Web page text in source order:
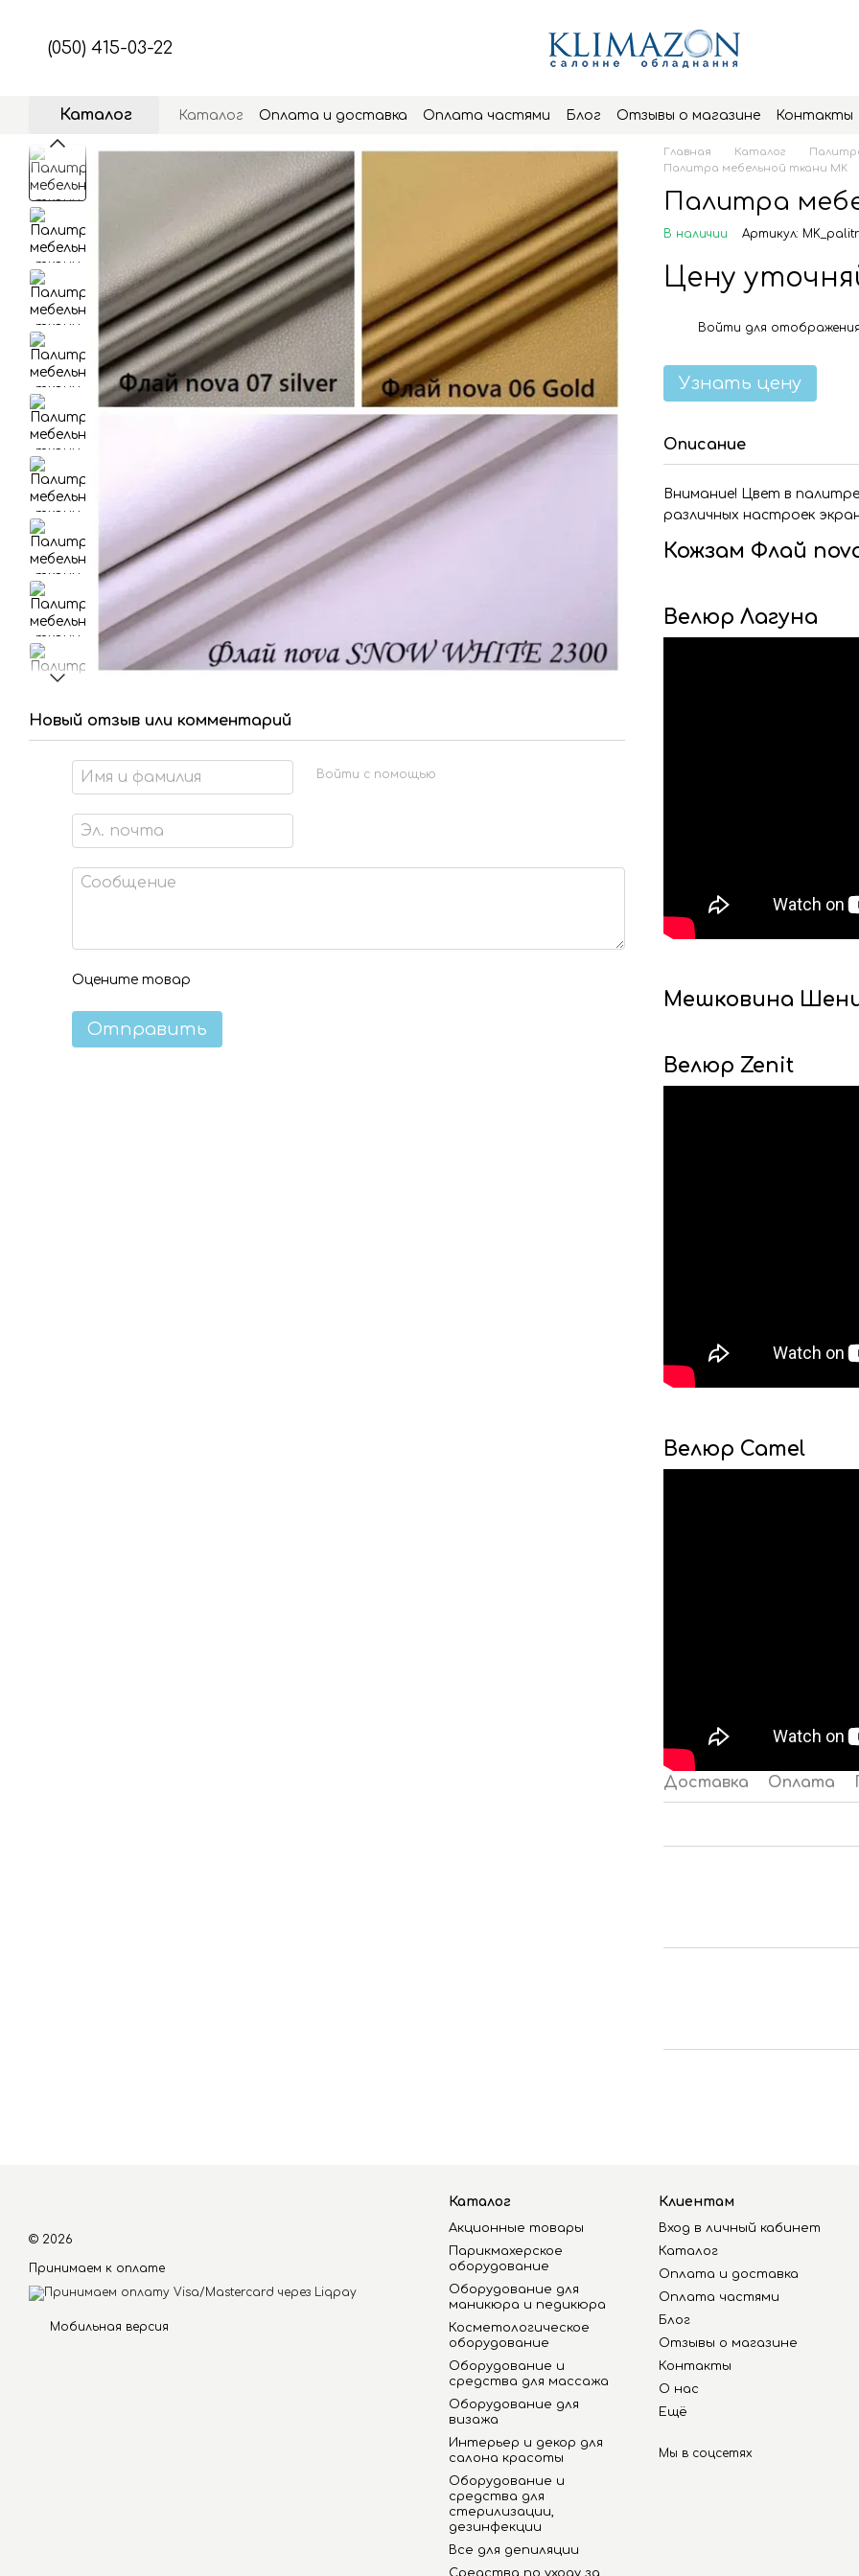
(050) 415-03-22
Каталог Каталог Оплата и доставка Оплата частями Блог Отзывы о магазине Контакты
Новый отзыв или комментарий
Войти с помощью
Оцените товар
Отправить
Главная Каталог
Палитра мебельной ткани MK
Палитра
В наличии Артикул:
Цену
Войти для
Узнать цену
Описание
Внимание! Цвет в
различных настроек
Кожзам Флай
Велюр Лагуна
Мешковина
Велюр Zenit
Велюр Camel
Доставка Оплата
© 2026
Принимаем к оплате
Мобильная версия
Каталог
Акционные товары
Парикмахерское
оборудование
Оборудование для
маникюра и педикюра
Косметологическое
оборудование
Оборудование и
средства для массажа
Оборудование для
визажа
Интерьер и декор для
салона красоты
Оборудование и
средства для
стерилизации,
дезинфекции
Все для депиляции
Средства по уходу за
Клиентам
Вход в личный кабинет
Каталог
Оплата и доставка
Оплата частями
Блог
Отзывы о магазине
Контакты
О нас
Ещё
Мы в соцсетях